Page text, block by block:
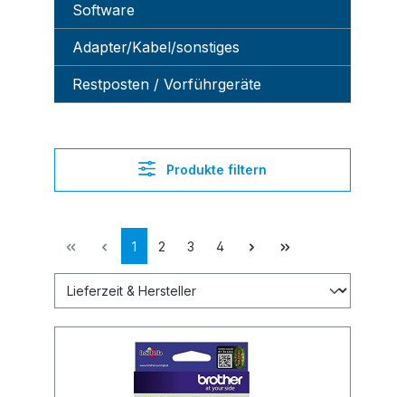
Software
Adapter/Kabel/sonstiges
Restposten / Vorführgeräte
Produkte filtern
1 2 3 4